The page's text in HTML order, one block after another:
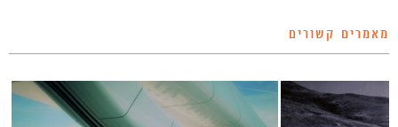
מאמרים קשורים